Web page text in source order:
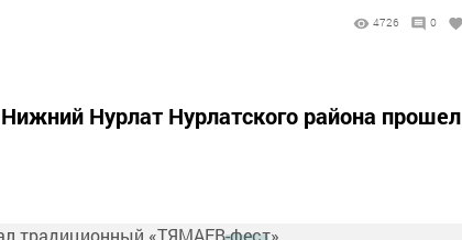
4726 0
Нурлат Нурлатского района прошел